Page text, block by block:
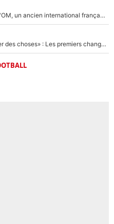
Proche de rejoindre Bruno Genesio à l'OM, un ancien international français va finalement débarquer... sur RMC !
«Il y a probablement besoin de changer des choses» : Les premiers changements de Zinedine Zidane en équipe de France sont révélés ?